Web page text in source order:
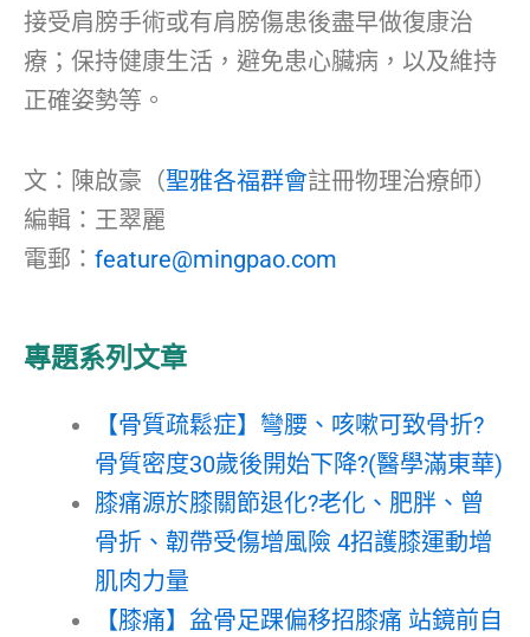
接受肩膀手術或有肩膀傷患後盡早做復康治
療；保持健康生活，避免患心臟病，以及維持
正確姿勢等。
文：陳啟豪（聖雅各福群會註冊物理治療師）
編輯：王翠麗
電郵： feature@mingpao.com
專題系列文章
【骨質疏鬆症】彎腰、咳嗽可致骨折?
骨質密度30歲後開始下降?(醫學滿東華)
膝痛源於膝關節退化?老化、肥胖、曾
骨折、韌帶受傷增風險 4招護膝運動增
肌肉力量
【膝痛】盆骨足踝偏移招膝痛 站鏡前自